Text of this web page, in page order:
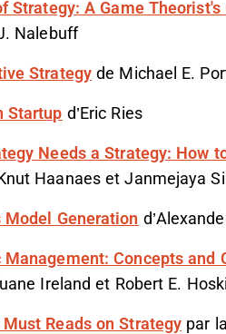
Strategy: A Game
Nalebuff
Strategy de Michael E.
Startup d’Eric Ries
Needs a Strategy: How
Haanaes et Janmejaya
Model Generation
Management: Concepts and
Ireland et Robert E.
Must Reads on Strategy par